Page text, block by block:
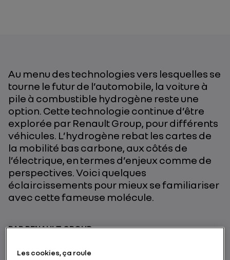
Au menu des technologies vers lesquelles se
tourne le futur de l’automobile, la voiture à
pile à combustible hydrogène reste une
option. Cette technologie continue d’être
explorée par Renault Group, pour différents
véhicules. L’hydrogène rebat les cartes de
la mobilité bas carbone, aux côtés de
l’électrique, en termes d’enjeux comme de
perspectives. Voici quelques
éclaircissements pour mieux se familiariser
avec cette fameuse molécule.
PAR RENAULT GROUP
Les cookies, ça roule